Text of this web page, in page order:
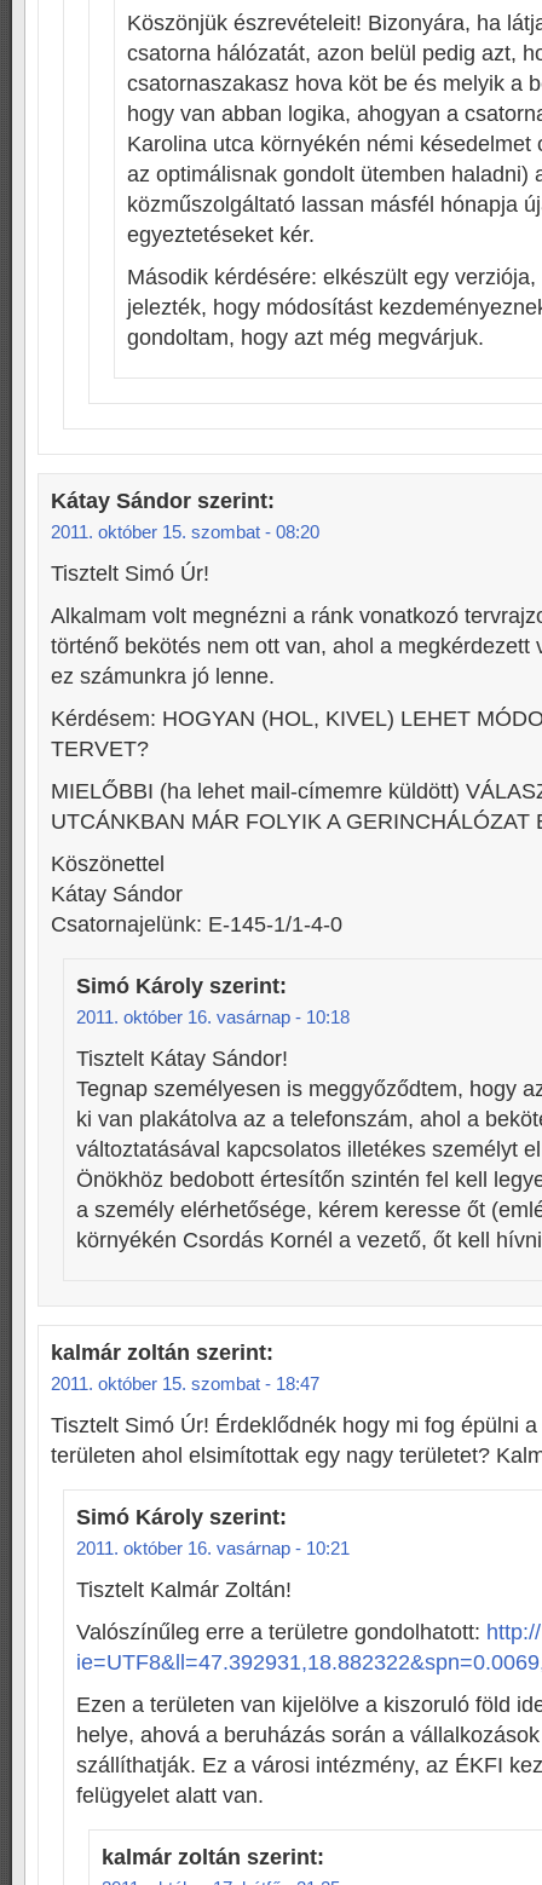
Köszönjük észrevételeit! Bizonyára, ha
csatorna hálózatát, azon belül pedig azt,
csatornaszakasz hova köt be és melyik a
hogy van abban logika, ahogyan a
Karolina utca környékén némi késedelmet
az optimálisnak gondolt ütemben haladni)
közműszolgáltató lassan másfél hónapja
egyeztetéseket kér.
Második kérdésére: elkészült egy
jelezték, hogy módosítást
gondoltam, hogy azt még megvárjuk.
Kátay Sándor szerint:
2011. október 15. szombat - 08:20
Tisztelt Simó Úr!
Alkalmam volt megnézni a ránk vonatkozó
történő bekötés nem ott van, ahol a megkérdezett
ez számunkra jó lenne.
Kérdésem: HOGYAN (HOL, KIVEL) LEHET
TERVET?
MIELŐBBI (ha lehet mail-címemre küldött)
UTCÁNKBAN MÁR FOLYIK A GERINCHÁLÓZAT
Köszönettel
Kátay Sándor
Csatornajelünk: E-145-1/1-4-0
Simó Károly szerint:
2011. október 16. vasárnap - 10:18
Tisztelt Kátay Sándor!
Tegnap személyesen is meggyőződtem, hogy
ki van plakátolva az a telefonszám, ahol a
változtatásával kapcsolatos illetékes személyt
Önökhöz bedobott értesítőn szintén fel kell
a személy elérhetősége, kérem keresse őt
környékén Csordás Kornél a vezető, őt kell
kalmár zoltán szerint:
2011. október 15. szombat - 18:47
Tisztelt Simó Úr! Érdeklődnék hogy mi fog épülni
területen ahol elsimítottak egy nagy területet?
Simó Károly szerint:
2011. október 16. vasárnap - 10:21
Tisztelt Kalmár Zoltán!
Valószínűleg erre a területre gondolhatott:
Ezen a területen van kijelölve a kiszoruló föld
helye, ahová a beruházás során a
szállíthatják. Ez a városi intézmény, az ÉKFI
felügyelet alatt van.
kalmár zoltán szerint: